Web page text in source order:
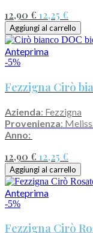
12,90 € 12,25 €
Aggiungi al carrello
Anteprima
-5%
Fezzigna Cirò
Azienda: Fezzigna
Provenienza:
Anno:
12,90 € 12,25 €
Aggiungi al carrello
Anteprima
-5%
Fezzigna Cirò